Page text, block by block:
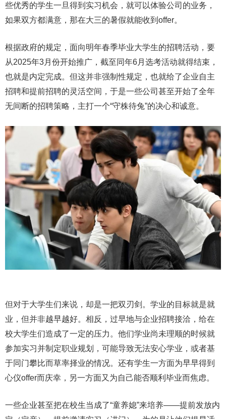
些优秀的学生一旦得到实习机会，就可以体验公司的业务，
如果双方都满意，那在大三的暑假就能收到offer。
根据政府的规定，面向明年春季毕业大学生的招聘活动，要
从2025年3月份开始推广，截至同年6月选考活动就得结束，
也就是内定完成。但这并非强制性规定，也就给了企业自主
招聘和提前招聘的灵活空间，于是一些公司甚至开始了全年
无间断的招聘策略，主打一个“守株待兔”的决心和诚意。
但对于大学生们来说，却是一把双刃剑。学业的目标就是就
业，但并非越早越好。相反，过早地与企业招聘接洽，给在
校大学生们造成了一定的压力。他们学业尚未理顺的时候就
参加实习并制定职业规划，可能导致无法安心学业，或者基
于同门攀比而草率择业的情况。还有学生一方面为早早得到
心仪offer而庆幸，另一方面又为自己能否顺利毕业而焦虑。
一些企业甚至把在校生当成了“童养媳”来培养——提前发放内